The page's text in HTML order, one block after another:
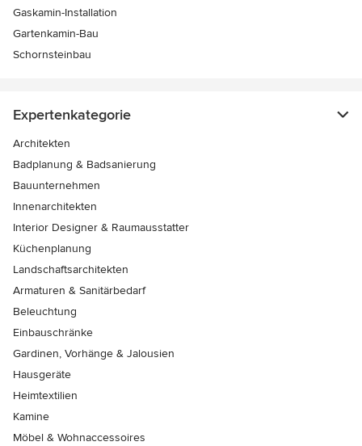
Gaskamin-Installation
Gartenkamin-Bau
Schornsteinbau
Expertenkategorie
Architekten
Badplanung & Badsanierung
Bauunternehmen
Innenarchitekten
Interior Designer & Raumausstatter
Küchenplanung
Landschaftsarchitekten
Armaturen & Sanitärbedarf
Beleuchtung
Einbauschränke
Gardinen, Vorhänge & Jalousien
Hausgeräte
Heimtextilien
Kamine
Möbel & Wohnaccessoires